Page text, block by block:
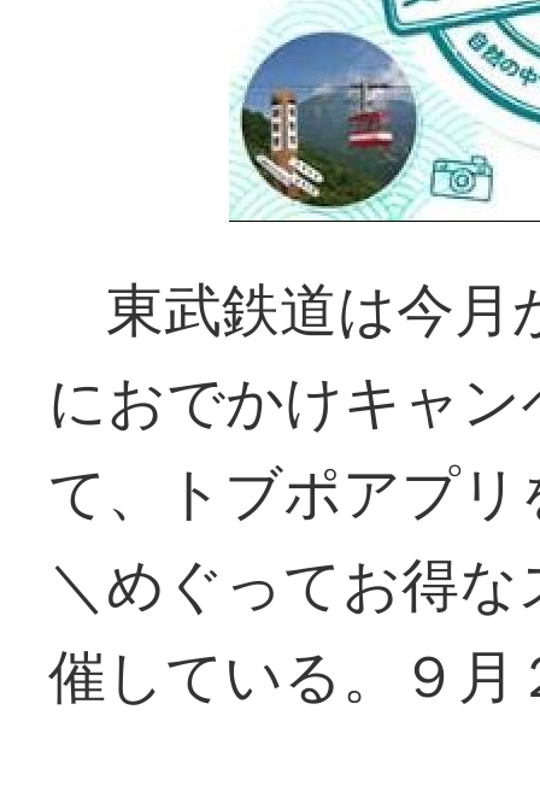
東武鉄道は今月
におでかけキャ
て、トブポアプ
＼めぐってお得
催している。９月